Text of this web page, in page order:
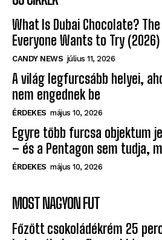
ÚJ CIKKEK
What Is Dubai Chocolate?
Everyone Wants to Try (2026)
CANDY NEWS július 11, 2026
A világ legfurcsább helyei,
nem engednek be
ÉRDEKES május 10, 2026
– és a Pentagon sem tudja,
ÉRDEKES május 10, 2026